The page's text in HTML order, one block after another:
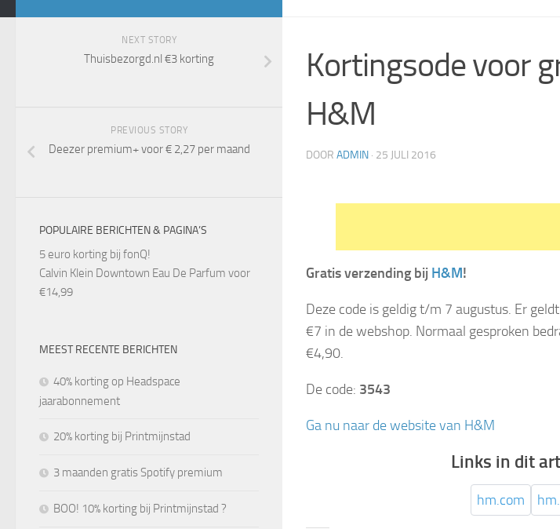
Kortingsode voor
H&M
DOOR ADMIN · 25 JULI 2016
Gratis verzending bij H&M!
Deze code is geldig t/m 7 augustus. Er
€7 in de webshop. Normaal gesproken
€4,90.
De code: 3543
Ga nu naar de website van H&M
Links in dit
hm.com
NEXT STORY
Thuisbezorgd.nl €3 korting
PREVIOUS STORY
Deezer premium+ voor € 2,27 per maand
POPULAIRE BERICHTEN & PAGINA’S
5 euro korting bij fonQ!
Calvin Klein Downtown Eau De Parfum voor
€14,99
MEEST RECENTE BERICHTEN
40% korting op Headspace
jaarabonnement
20% korting bij Printmijnstad
3 maanden gratis Spotify premium
BOO! 10% korting bij Printmijnstad ?